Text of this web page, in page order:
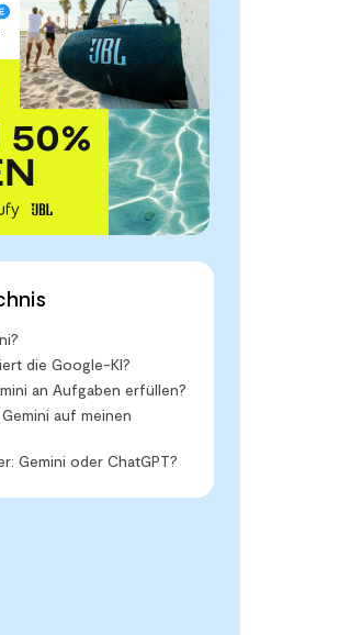
die Google-KI?
an Aufgaben erfüllen?
auf meinen
Gemini oder ChatGPT?